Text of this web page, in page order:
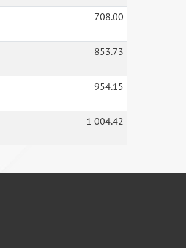
708.00
853.73
954.15
1 004.42